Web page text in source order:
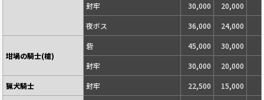
封牢
30,000
20,000
夜ボス
36,000 24,000
坩堝の騎士(槍)
砦 45,000
30,000
封牢
30,000
20,000
猟犬騎士
封牢 22,500 15,000